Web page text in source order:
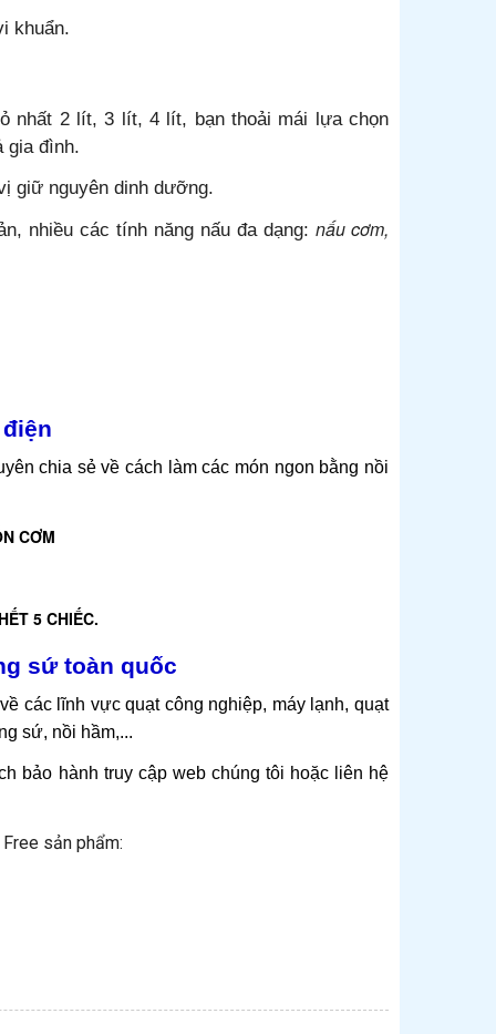
khuẩn.
nhất 2 lít, 3 lít, 4 lít, bạn thoải mái lựa chọn
gia đình.
giữ nguyên dinh dưỡng.
nhiều các tính năng nấu đa dạng: nấu cơm,
chia sẻ về cách làm các món ngon bằng nồi
CƠM
5 CHIẾC.
sứ toàn quốc
các lĩnh vực quạt công nghiệp, máy lạnh, quạt
sứ, nồi hầm,...
bảo hành truy cập web chúng tôi hoặc liên hệ
sản phẩm: